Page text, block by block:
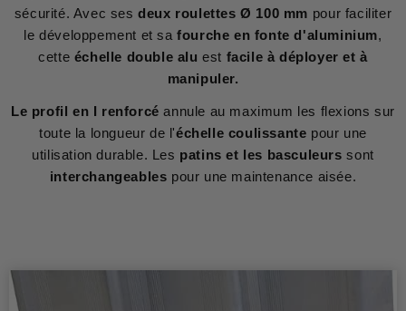
sécurité. Avec sesdeux roulettes Ø 100 mm pour faciliter
le développement et safourche en fonte d'aluminium,
cette échelle double alu est facile à déployer et à
manipuler.
Le profil en I renforcé annule au maximum les flexions sur
toute la longueur de l'échelle coulissante pour une
utilisation durable. Les patins et les basculeurs sont
interchangeables pour une maintenance aisée.